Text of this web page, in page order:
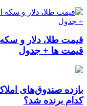
قیمت ها + جدول
بازده صندوق‌های
کدام برنده شد؟